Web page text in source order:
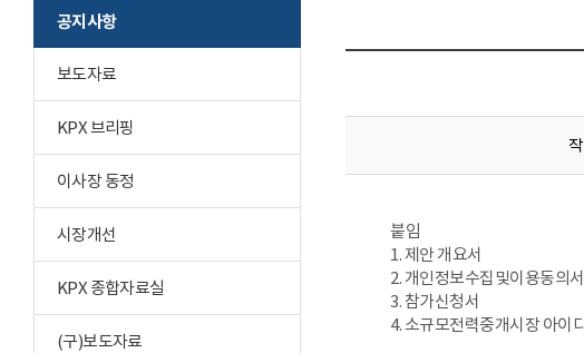
공지사항
보도자료
KPX 브리핑
이사장 동정
시장개선
KPX 종합자료실
(구)보도자료
붙임
1. 제안 개요서
2. 개인정보수집및이용동의서
3. 참가신청서
4. 소규모전력중개시장 아이